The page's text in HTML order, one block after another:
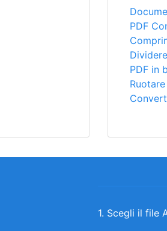
PDF
PDF in
1. Scegli il file